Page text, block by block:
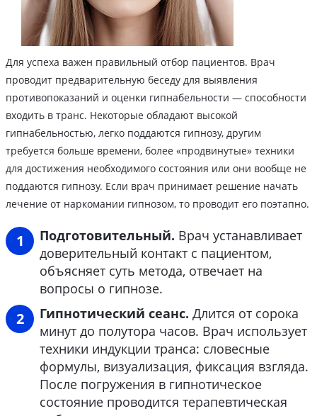
Для успеха важен правильный отбор пациентов. Врач
проводит предварительную беседу для выявления
противопоказаний и оценки гипнабельности — способности
входить в транс. Некоторые обладают высокой
гипнабельностью, легко поддаются гипнозу, другим
требуется больше времени, более «продвинутые» техники
для достижения необходимого состояния или они вообще не
поддаются гипнозу. Если врач принимает решение начать
лечение от наркомании гипнозом, то проводит его поэтапно.
Подготовительный. Врач устанавливает
доверительный контакт с пациентом,
объясняет суть метода, отвечает на
вопросы о гипнозе.
Гипнотический сеанс. Длится от сорока
минут до полутора часов. Врач использует
техники индукции транса: словесные
формулы, визуализация, фиксация взгляда.
После погружения в гипнотическое
состояние проводится терапевтическая